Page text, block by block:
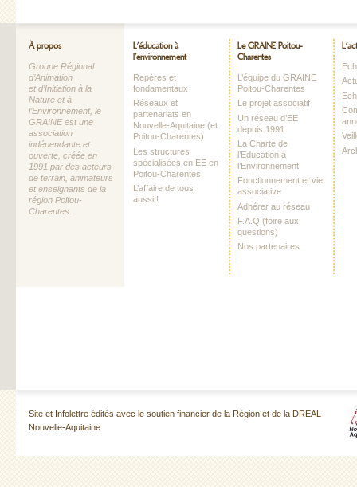
À propos
Groupe Régional
d’Animation
et d’Initiation à la
Nature et à
l’Environnement, le
GRAINE est une
association
indépendante et
ouverte, créée en
1991 par des acteurs
de terrain, animateurs
et enseignants de la
région Poitou-
Charentes.
L’éducation à
l’environnement
Repères et
fondamentaux
Réseaux et
partenariats en
Nouvelle-Aquitaine (et
Poitou-Charentes)
Les structures
spécialisées en EE en
Poitou-Charentes
L’affaire de tous
aussi !
Le GRAINE Poitou-
Charentes
L’équipe du GRAINE
Poitou-Charentes
Le projet associatif
Un réseau d’EE
depuis 1991
La Charte de
l’Education à
l’Environnement
Fonctionnement et vie
associative
Adhérer au réseau
F.A.Q (foire aux
questions)
Nos partenaires
Site et Infolettre édités avec le soutien financier de la Région et de la DREAL
Nouvelle-Aquitaine